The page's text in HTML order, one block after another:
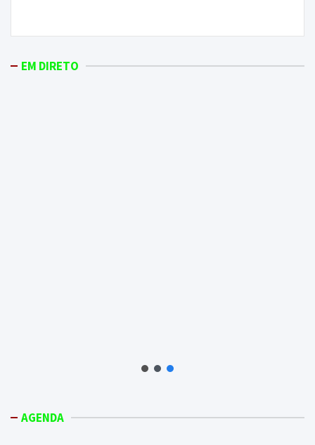
EM DIRETO
AGENDA